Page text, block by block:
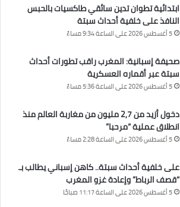
ابتدائية تطوان تدين سائقي طاكسيات بالحبس
النافذ على خلفية أحداث سبتة
5 أغسطس 2026 على الساعة 9:34 مساءً
صحيفة إسبانية: المغرب راقب تطورات أحداث
سبتة عبر أقماره العسكرية
5 أغسطس 2026 على الساعة 5:36 مساءً
دخول أزيد من 2,7 مليون من مغاربة العالم منذ
انطلاق عملية “مرحبا”
5 أغسطس 2026 على الساعة 2:28 مساءً
على خلفية أحداث سبتة.. كاهن إسباني يطالب بـ
“قصف الرباط” وإعادة غزو المغرب
5 أغسطس 2026 على الساعة 11:17 صباحًا